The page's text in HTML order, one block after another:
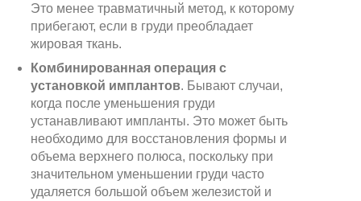
Это менее травматичный метод, к которому
прибегают, если в груди преобладает
жировая ткань.
Комбинированная операция с
установкой имплантов. Бывают случаи,
когда после уменьшения груди
устанавливают импланты. Это может быть
необходимо для восстановления формы и
объема верхнего полюса, поскольку при
значительном уменьшении груди часто
удаляется большой объем железистой и